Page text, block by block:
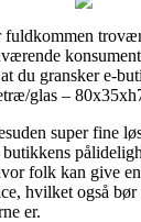
du gransker e-
glas –
super fine
folk kan give
hvilket også
er.